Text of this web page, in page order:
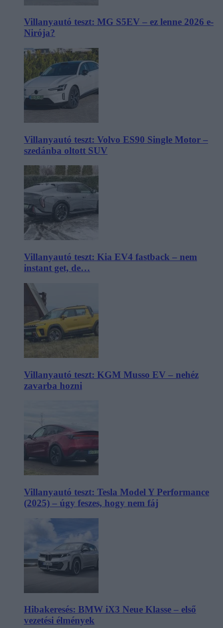
Villanyautó teszt: MG S5EV – ez lenne 2026 e-
Nirója?
Villanyautó teszt: Volvo ES90 Single Motor –
szedánba oltott SUV
Villanyautó teszt: Kia EV4 fastback – nem
instant get, de…
Villanyautó teszt: KGM Musso EV – nehéz
zavarba hozni
Villanyautó teszt: Tesla Model Y Performance
(2025) – úgy feszes, hogy nem fáj
Hibakeresés: BMW iX3 Neue Klasse – első
vezetési élmények